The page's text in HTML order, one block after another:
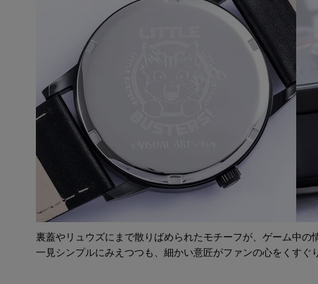
裏蓋やリュウズにまで散りばめられたモチーフが、ゲーム中の
一見シンプルにみえつつも、細かい意匠がファンの心をくすぐ